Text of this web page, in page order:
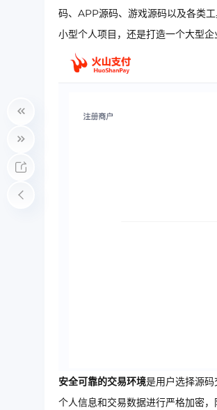
码、APP源码、游戏源码以及各类
小型个人项目，还是打造一个大型
安全可靠的交易环境是用户选择源
个人信息和交易数据进行严格加密